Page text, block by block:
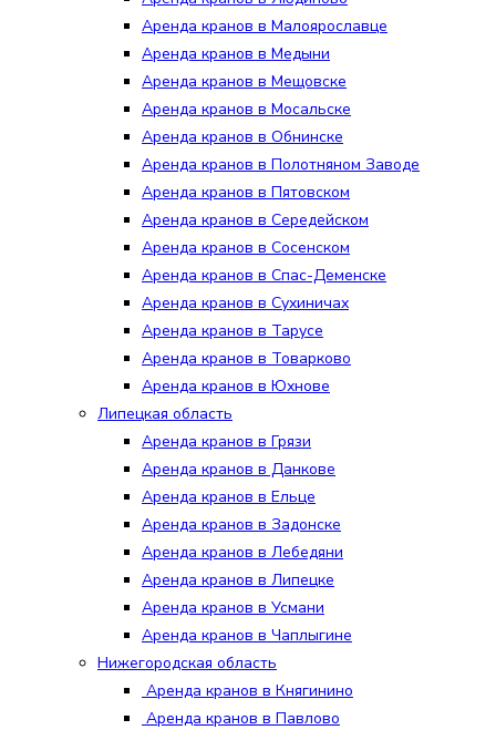
Аренда кранов в Малоярославце
Аренда кранов в Медыни
Аренда кранов в Мещовске
Аренда кранов в Мосальске
Аренда кранов в Обнинске
Аренда кранов в Полотняном Заводе
Аренда кранов в Пятовском
Аренда кранов в Середейском
Аренда кранов в Сосенском
Аренда кранов в Спас-Деменске
Аренда кранов в Сухиничах
Аренда кранов в Тарусе
Аренда кранов в Товарково
Аренда кранов в Юхнове
Липецкая область
Аренда кранов в Грязи
Аренда кранов в Данкове
Аренда кранов в Ельце
Аренда кранов в Задонске
Аренда кранов в Лебедяни
Аренда кранов в Липецке
Аренда кранов в Усмани
Аренда кранов в Чаплыгине
Нижегородская область
Аренда кранов в Княгинино
Аренда кранов в Павлово